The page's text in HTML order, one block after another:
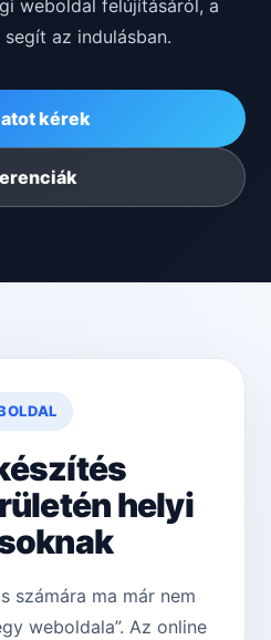
weboldal felújításáról, a
az indulásban.
kérek
helyi
számára ma már nem
weboldala”. Az online